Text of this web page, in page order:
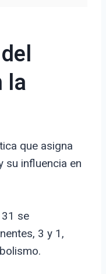
la
que asigna
su influencia en
se
3 y 1,